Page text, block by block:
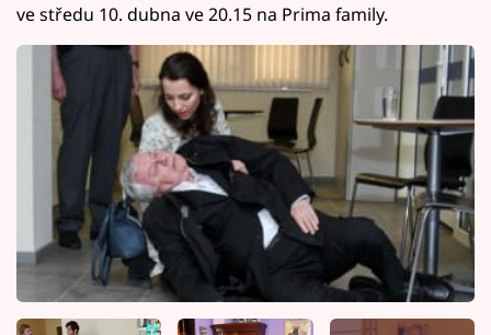
ve středu 10. dubna ve 20.15 na Prima family.